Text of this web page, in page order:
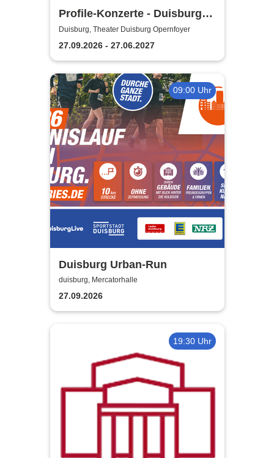
Profile-Konzerte - Duisburger
Philharmoniker
Duisburg, Theater Duisburg Opernfoyer
27.09.2026 - 27.06.2027
09:00 Uhr
Duisburg Urban-Run
duisburg, Mercatorhalle
27.09.2026
19:30 Uhr